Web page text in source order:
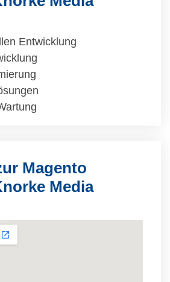
Entwicklung
Magento
Media